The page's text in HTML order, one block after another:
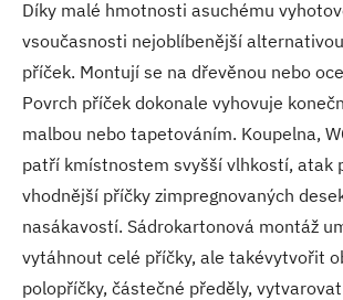
Díky malé hmotnosti asuchému
vsoučasnosti nejoblíbenější
příček. Montují se na dřevěnou nebo
Povrch příček dokonale vyhovuje
malbou nebo tapetováním. Koupelna,
patří kmístnostem svyšší vlhkostí, atak
vhodnější příčky zimpregnovaných
nasákavostí. Sádrokartonová montáž
vytáhnout celé příčky, ale takévytvořit
polopříčky, částečné předěly,